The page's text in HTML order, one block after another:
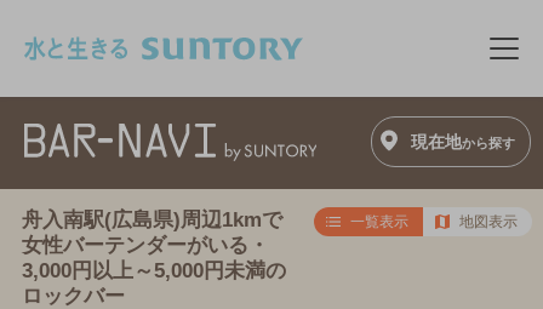
メ
現在地から探す
舟入南駅(広島県)周辺1kmで
女性バーテンダーがいる・
3,000円以上～5,000円未満の
ロックバー
一覧表示 地図表示